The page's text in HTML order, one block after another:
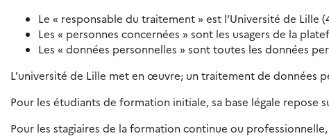
Le « responsable du traitement » est l’Université de
Les « personnes concernées » sont les usagers de la
Les « données personnelles » sont toutes les données
L'université de Lille met en œuvre, un traitement de données
Pour les étudiants de formation initiale, sa base légale repose
Pour les stagiaires de la formation continue ou professionnelle,